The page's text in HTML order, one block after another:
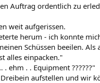
Auftrag ordentlich zu
weit aufgerissen.
herum - ich konnte
Schüssen beeilen. Als
alles einpacken."
ehm . . Equipment ??????"
aufstellen und wir